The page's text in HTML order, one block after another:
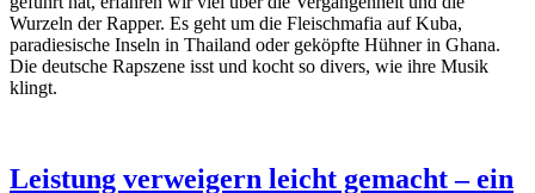
Wurzeln der Rapper. Es geht um die Fleischmafia auf Kuba,
paradiesische Inseln in Thailand oder geköpfte Hühner in Ghana.
Die deutsche Rapszene isst und kocht so divers, wie ihre Musik
klingt.
Leistung verweigern leicht gemacht – ein